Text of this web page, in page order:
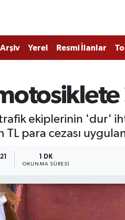
Arşiv Yerel Resmi İlanlar
ekiplerinin 'dur'
para cezası
1 DK
OKUNMA SÜRESI